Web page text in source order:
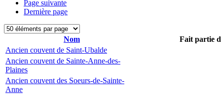
Page suivante
Dernière page
Nom
Fait partie
Ancien couvent de Saint-Ubalde
Ancien couvent de Sainte-Anne-des-
Plaines
Ancien couvent des Soeurs-de-Sainte-
Anne